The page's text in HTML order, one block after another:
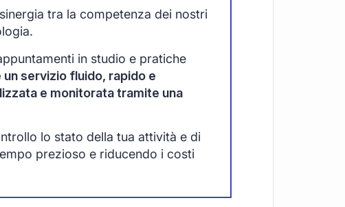
tra la competenza dei nostri
in studio e pratiche
servizio fluido, rapido e
e monitorata tramite una
lo stato della tua attività e di
prezioso e riducendo i costi